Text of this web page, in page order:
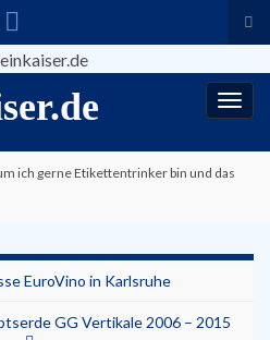
ich gerne Etikettentrinker bin und das
EuroVino in Karlsruhe
GG Vertikale 2006 – 2015